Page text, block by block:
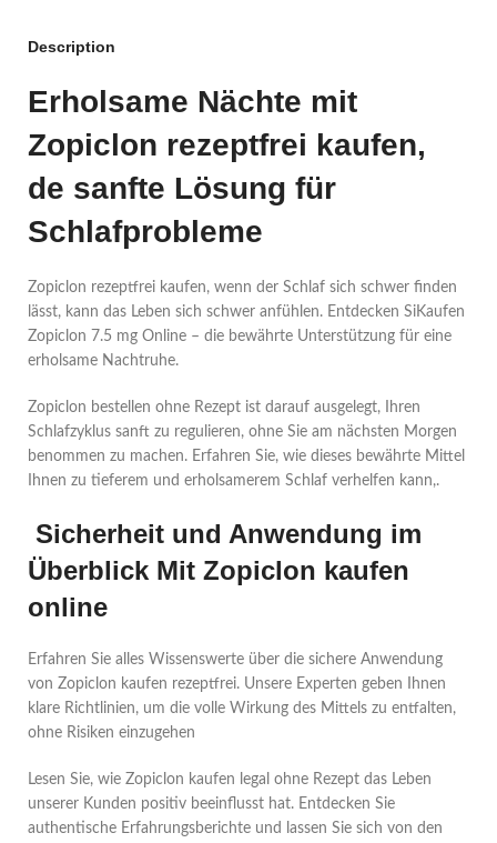
Description
Erholsame Nächte mit
Zopiclon rezeptfrei kaufen,
de sanfte Lösung für
Schlafprobleme
Zopiclon rezeptfrei kaufen, wenn der Schlaf sich schwer finden
lässt, kann das Leben sich schwer anfühlen. Entdecken SiKaufen
Zopiclon 7.5 mg Online – die bewährte Unterstützung für eine
erholsame Nachtruhe.
Zopiclon bestellen ohne Rezept ist darauf ausgelegt, Ihren
Schlafzyklus sanft zu regulieren, ohne Sie am nächsten Morgen
benommen zu machen. Erfahren Sie, wie dieses bewährte Mittel
Ihnen zu tieferem und erholsamerem Schlaf verhelfen kann,.
Sicherheit und Anwendung im
Überblick Mit Zopiclon kaufen
online
Erfahren Sie alles Wissenswerte über die sichere Anwendung
von Zopiclon kaufen rezeptfrei. Unsere Experten geben Ihnen
klare Richtlinien, um die volle Wirkung des Mittels zu entfalten,
ohne Risiken einzugehen
Lesen Sie, wie Zopiclon kaufen legal ohne Rezept das Leben
unserer Kunden positiv beeinflusst hat. Entdecken Sie
authentische Erfahrungsberichte und lassen Sie sich von den